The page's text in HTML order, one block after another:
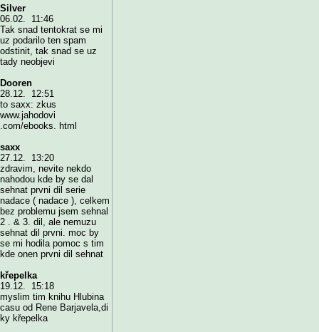
Silver
06.02. 11:46
Tak snad tentokrat se mi
uz podarilo ten spam
odstinit, tak snad se uz
tady neobjevi
Dooren
28.12. 12:51
to saxx: zkus
www.jahodovi
.com/ebooks. html
saxx
27.12. 13:20
zdravim, nevite nekdo
nahodou kde by se dal
sehnat prvni dil serie
nadace ( nadace ), celkem
bez problemu jsem sehnal
2 . & 3. dil, ale nemuzu
sehnat dil prvni. moc by
se mi hodila pomoc s tim
kde onen prvni dil sehnat
křepelka
19.12. 15:18
myslim tim knihu Hlubina
casu od Rene Barjavela,di
ky křepelka